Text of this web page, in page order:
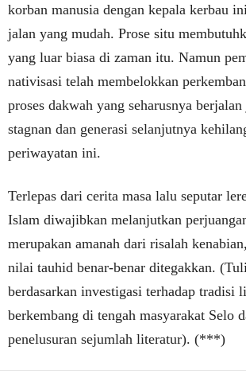
korban manusia dengan kepala kerbau
jalan yang mudah. Prose situ
yang luar biasa di zaman itu. Namun
nativisasi telah membelokkan
proses dakwah yang seharusnya
stagnan dan generasi selanjutnya
periwayatan ini.
Terlepas dari cerita masa lalu seputar
Islam diwajibkan melanjutkan
merupakan amanah dari risalah
nilai tauhid benar-benar ditegakkan.
berdasarkan investigasi terhadap tradisi
berkembang di tengah masyarakat Selo
penelusuran sejumlah literatur). (***)